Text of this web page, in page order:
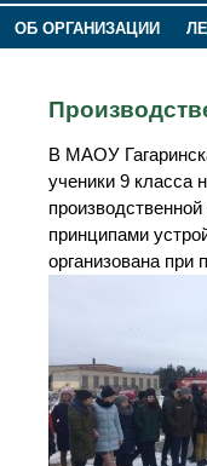
ОБ ОРГАНИЗАЦИИ
В МАОУ
ученики 9 класса
принципами
организована